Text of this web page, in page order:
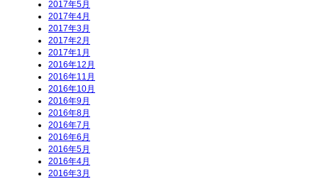
2017年5月
2017年4月
2017年3月
2017年2月
2017年1月
2016年12月
2016年11月
2016年10月
2016年9月
2016年8月
2016年7月
2016年6月
2016年5月
2016年4月
2016年3月